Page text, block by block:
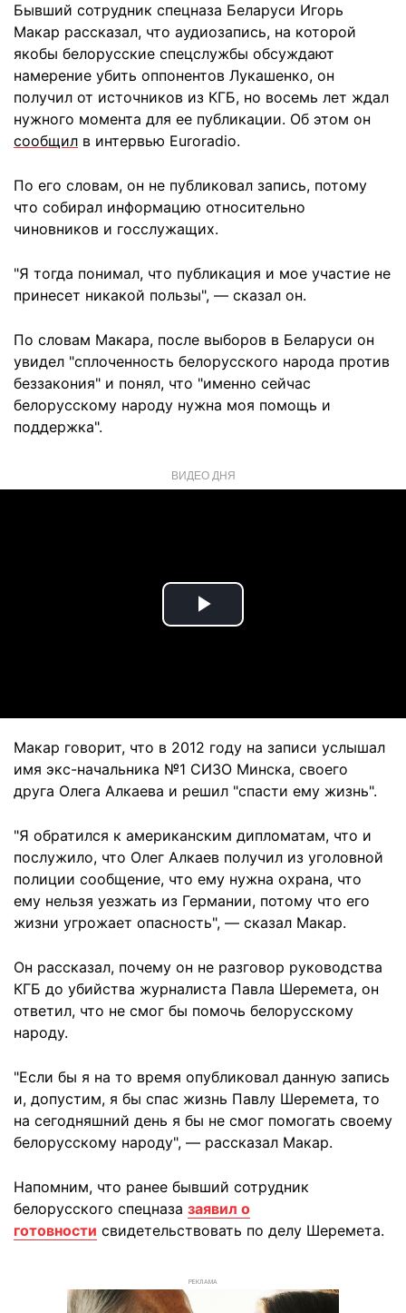
Бывший сотрудник спецназа Беларуси Игорь
Макар рассказал, что аудиозапись, на которой
якобы белорусские спецслужбы обсуждают
намерение убить оппонентов Лукашенко, он
получил от источников из КГБ, но восемь лет ждал
нужного момента для ее публикации. Об этом он
сообщил в интервью Euroradio.
По его словам, он не публиковал запись, потому
что собирал информацию относительно
чиновников и госслужащих.
"Я тогда понимал, что публикация и мое участие не
принесет никакой пользы", — сказал он.
По словам Макара, после выборов в Беларуси он
увидел "сплоченность белорусского народа против
беззакония" и понял, что "именно сейчас
белорусскому народу нужна моя помощь и
поддержка".
ВИДЕО ДНЯ
Play
Макар говорит, что в 2012 году на записи услышал
имя экс-начальника №1 СИЗО Минска, своего
друга Олега Алкаева и решил "спасти ему жизнь".
"Я обратился к американским дипломатам, что и
послужило, что Олег Алкаев получил из уголовной
полиции сообщение, что ему нужна охрана, что
ему нельзя уезжать из Германии, потому что его
жизни угрожает опасность", — сказал Макар.
Он рассказал, почему он не разговор руководства
КГБ до убийства журналиста Павла Шеремета, он
ответил, что не смог бы помочь белорусскому
народу.
"Если бы я на то время опубликовал данную запись
и, допустим, я бы спас жизнь Павлу Шеремета, то
на сегодняшний день я бы не смог помогать своему
белорусскому народу", — рассказал Макар.
Напомним, что ранее бывший сотрудник
белорусского спецназа заявил о
готовности свидетельствовать по делу Шеремета.
РЕКЛАМА